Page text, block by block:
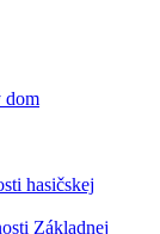
dom
hasičskej
Základnej